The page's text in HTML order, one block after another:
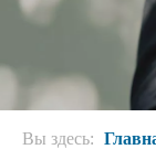
Вы здесь: